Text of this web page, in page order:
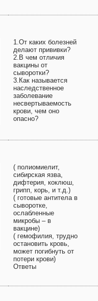
1.От каких болезней
делают прививки?
2.В чем отличия
вакцины от
сыворотки?
3.Как называется
наследственное
заболевание
несвертываемость
крови, чем оно
опасно?
( полиомиелит,
сибирская язва,
дифтерия, коклюш,
грипп, корь, и т.д.)
( готовые антитела в
сыворотке,
ослабленные
микробы – в
вакцине)
( гемофилия, трудно
остановить кровь,
может погибнуть от
потери крови)
Ответы